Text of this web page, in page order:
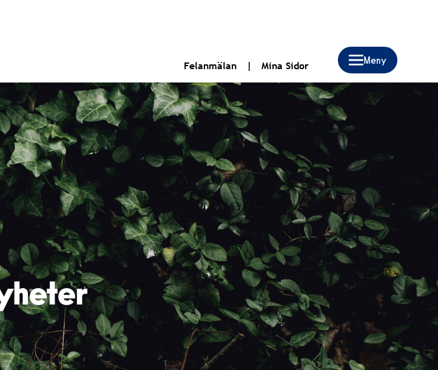
Felanmälan Mina Sidor